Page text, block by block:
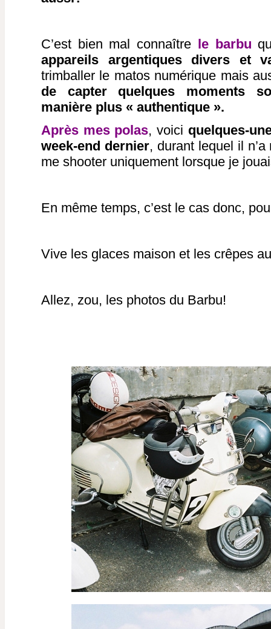
C’est bien mal connaître le barbu
appareils argentiques divers et
trimballer le matos numérique mais
de capter quelques moments
manière plus « authentique ».
Après mes polas, voici quelques-
week-end dernier, durant lequel il
me shooter uniquement lorsque je
En même temps, c’est le cas donc,
Vive les glaces maison et les crêpes
Allez, zou, les photos du Barbu!